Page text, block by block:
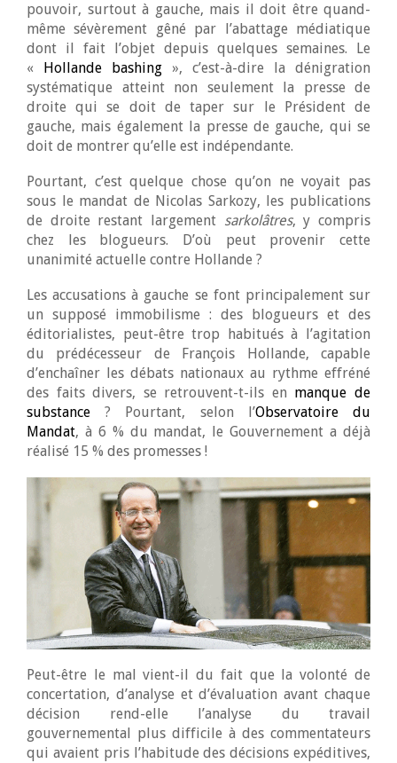
pouvoir, surtout à gauche, mais il doit être quand-
même sévèrement gêné par l’abattage médiatique
dont il fait l’objet depuis quelques semaines. Le
« Hollande bashing », c’est-à-dire la dénigration
systématique atteint non seulement la presse de
droite qui se doit de taper sur le Président de
gauche, mais également la presse de gauche, qui se
doit de montrer qu’elle est indépendante.
Pourtant, c’est quelque chose qu’on ne voyait pas
sous le mandat de Nicolas Sarkozy, les publications
de droite restant largement sarkolâtres, y compris
chez les blogueurs. D’où peut provenir cette
unanimité actuelle contre Hollande ?
Les accusations à gauche se font principalement sur
un supposé immobilisme : des blogueurs et des
éditorialistes, peut-être trop habitués à l’agitation
du prédécesseur de François Hollande, capable
d’enchaîner les débats nationaux au rythme effréné
des faits divers, se retrouvent-t-ils en manque de
substance ? Pourtant, selon l’Observatoire du
Mandat, à 6 % du mandat, le Gouvernement a déjà
réalisé 15 % des promesses !
Peut-être le mal vient-il du fait que la volonté de
concertation, d’analyse et d’évaluation avant chaque
décision rend-elle l’analyse du travail
gouvernemental plus difficile à des commentateurs
qui avaient pris l’habitude des décisions expéditives,